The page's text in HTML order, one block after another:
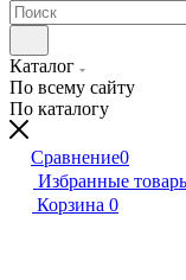
Каталог
По всему сайту
По каталогу
Сравнение0
Избранные
Корзина 0